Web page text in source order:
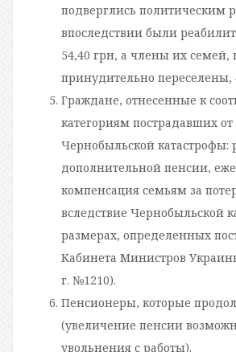
подверглись политическим
впоследствии были
54,40 грн, а члены их семей,
принудительно переселены,
Граждане, отнесенные к
категориям пострадавших от
Чернобыльской катастрофы:
дополнительной пенсии,
компенсация семьям за
вследствие Чернобыльской
размерах, определенных
Кабинета Министров
г. №1210).
Пенсионеры, которые
(увеличение пенсии
увольнения с работы).